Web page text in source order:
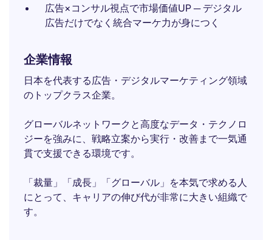
広告×コンサル視点で市場価値UP ─ デジタル
広告だけでなく統合マーケ力が身につく
企業情報
日本を代表する広告・デジタルマーケティング領域
のトップクラス企業。
グローバルネットワークと高度なデータ・テクノロ
ジーを強みに、戦略立案から実行・改善まで一気通
貫で支援できる環境です。
「裁量」「成長」「グローバル」を本気で求める人
にとって、キャリアの伸び代が非常に大きい組織で
す。